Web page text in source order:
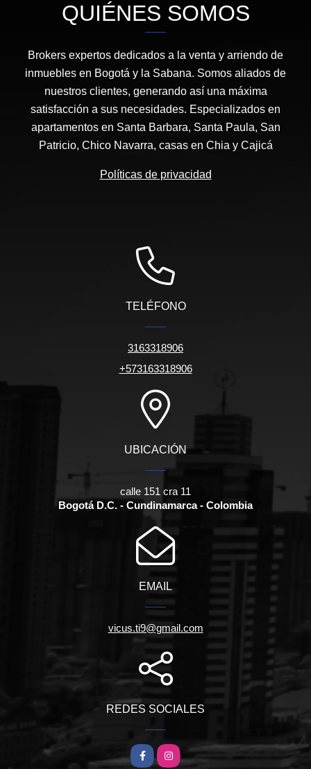
QUIÉNES SOMOS
Brokers expertos dedicados a la venta y arriendo de
inmuebles en Bogotá y la Sabana. Somos aliados de
nuestros clientes, generando así una máxima
satisfacción a sus necesidades. Especializados en
apartamentos en Santa Barbara, Santa Paula, San
Patricio, Chico Navarra, casas en Chia y Cajicá
Políticas de privacidad
TELÉFONO
3163318906
+573163318906
UBICACIÓN
calle 151 cra 11
Bogotá D.C. - Cundinamarca - Colombia
EMAIL
vicus.ti9@gmail.com
REDES SOCIALES
FacebookInstagram